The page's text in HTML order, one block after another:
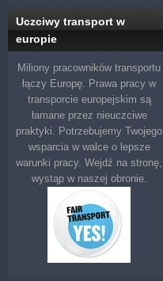
Uczciwy transport w
europie
Miliony pracowników transportu
łączy Europę. Prawa pracy w
transporcie europejskim są
łamane przez nieuczciwe
praktyki. Potrzebujemy Twojego
wsparcia w walce o lepsze
warunki pracy. Wejdź na stronę,
wystąp w naszej obronie.